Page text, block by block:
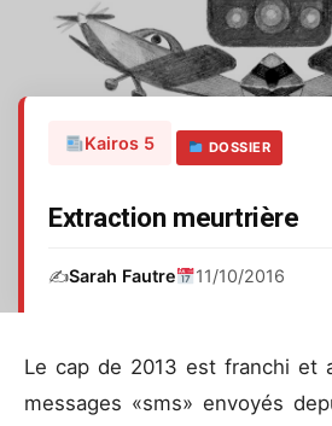
Kairos 5 DOSSIER
Extraction meurtrière
✍️Sarah Fautre 11/10/2016
Le cap de 2013 est franchi et
messages «sms» envoyés